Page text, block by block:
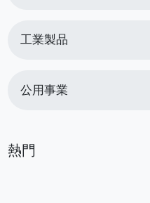
工業製品
公用事業
熱門